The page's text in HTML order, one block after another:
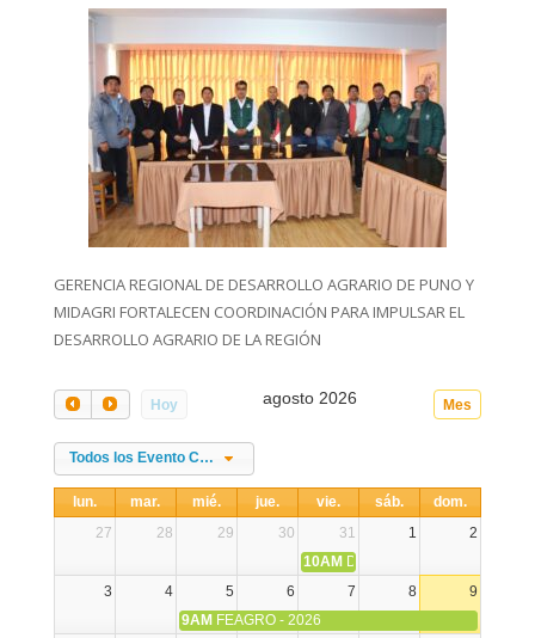
GERENCIA REGIONAL DE DESARROLLO AGRARIO DE PUNO Y
MIDAGRI FORTALECEN COORDINACIÓN PARA IMPULSAR EL
DESARROLLO AGRARIO DE LA REGIÓN
Hoy Mes
agosto 2026
Todos los Evento Categories
lun. mar. mié. jue. vie. sáb.
dom.
27
28 29 30 31 1
2
10AM DIA NACIONAL DE LA
3
4 5 6 7 8
9
9AM FEAGRO - 2026